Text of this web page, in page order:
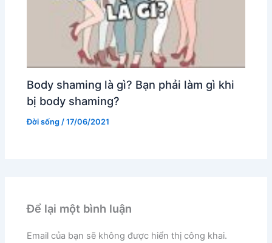
Body shaming là gì? Bạn phải làm gì khi
bị body shaming?
Đời sống /17/06/2021
Để lại một bình luận
Email của bạn sẽ không được hiển thị công khai.